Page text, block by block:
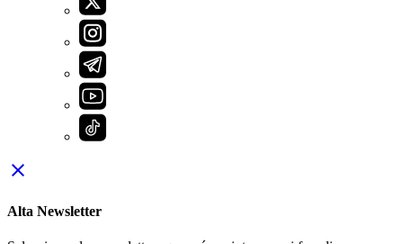
close
Alta Newsletter